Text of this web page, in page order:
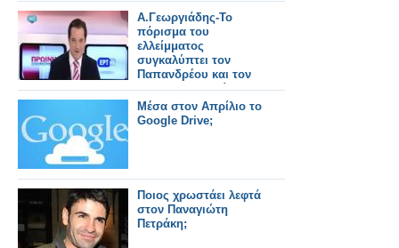
Α.Γεωργιάδης-Το
πόρισμα του
ελλείμματος
συγκαλύπτει τον
Παπανδρέου και τον
Παπακωνσταντίνου
Μέσα στον Απρίλιο το
Google Drive;
Ποιος χρωστάει λεφτά
στον Παναγιώτη
Πετράκη;